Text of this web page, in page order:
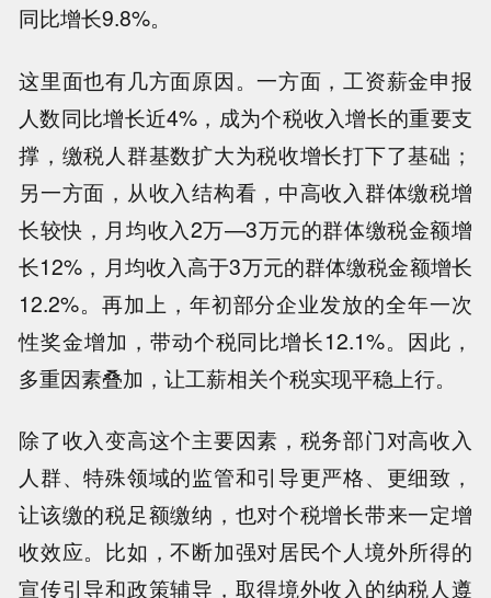
同比增长9.8%。
这里面也有几方面原因。一方面，工资薪金申报
人数同比增长近4%，成为个税收入增长的重要支
撑，缴税人群基数扩大为税收增长打下了基础；
另一方面，从收入结构看，中高收入群体缴税增
长较快，月均收入2万—3万元的群体缴税金额增
长12%，月均收入高于3万元的群体缴税金额增长
12.2%。再加上，年初部分企业发放的全年一次
性奖金增加，带动个税同比增长12.1%。因此，
多重因素叠加，让工薪相关个税实现平稳上行。
除了收入变高这个主要因素，税务部门对高收入
人群、特殊领域的监管和引导更严格、更细致，
让该缴的税足额缴纳，也对个税增长带来一定增
收效应。比如，不断加强对居民个人境外所得的
宣传引导和政策辅导，取得境外收入的纳税人遵